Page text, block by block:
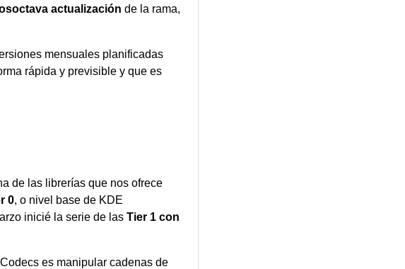
actualización de la rama,
mensuales planificadas
rápida y previsible y que es
de las librerías que nos ofrece
0, o nivel base de KDE
inicié la serie de las Tier 1 con
es manipular cadenas de